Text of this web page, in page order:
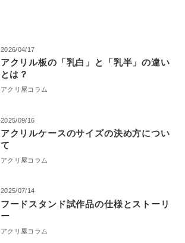
2026/04/17
アクリル板の「乳白」と「乳半」の違い
とは？
アクリ屋コラム
2025/09/16
アクリルケースのサイズの決め方につい
て
アクリ屋コラム
2025/07/14
フードスタンド試作品の仕様とストーリ
ー
アクリ屋コラム